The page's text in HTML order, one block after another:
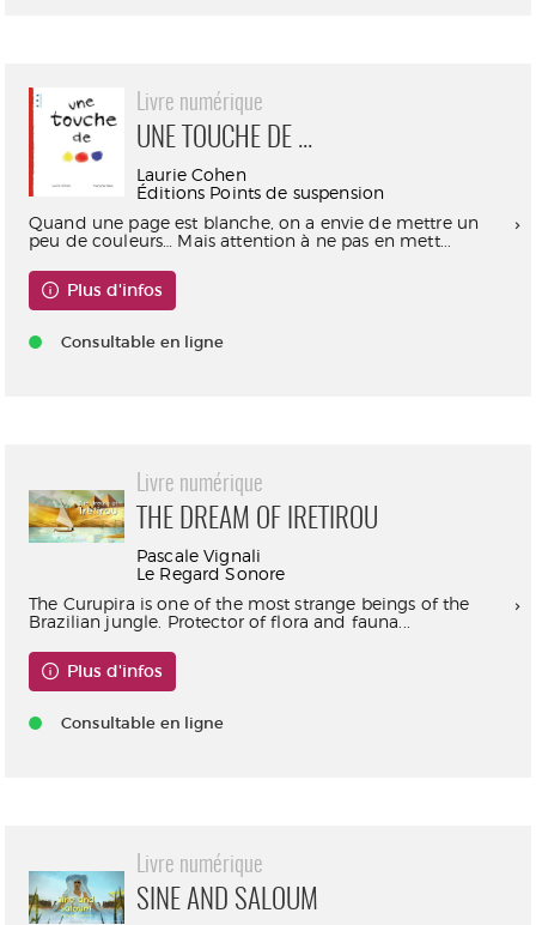
Livre numérique
UNE TOUCHE DE ...
Laurie Cohen
Éditions Points de suspension
Quand une page est blanche, on a envie de mettre un
peu de couleurs… Mais attention à ne pas en mett...
Plus d'infos
Consultable en ligne
Livre numérique
THE DREAM OF IRETIROU
Pascale Vignali
Le Regard Sonore
The Curupira is one of the most strange beings of the
Brazilian jungle. Protector of flora and fauna...
Plus d'infos
Consultable en ligne
Livre numérique
SINE AND SALOUM